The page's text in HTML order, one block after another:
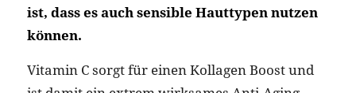
ist, dass es auch sensible Hauttypen nutzen
können.
Vitamin C sorgt für einen Kollagen Boost und